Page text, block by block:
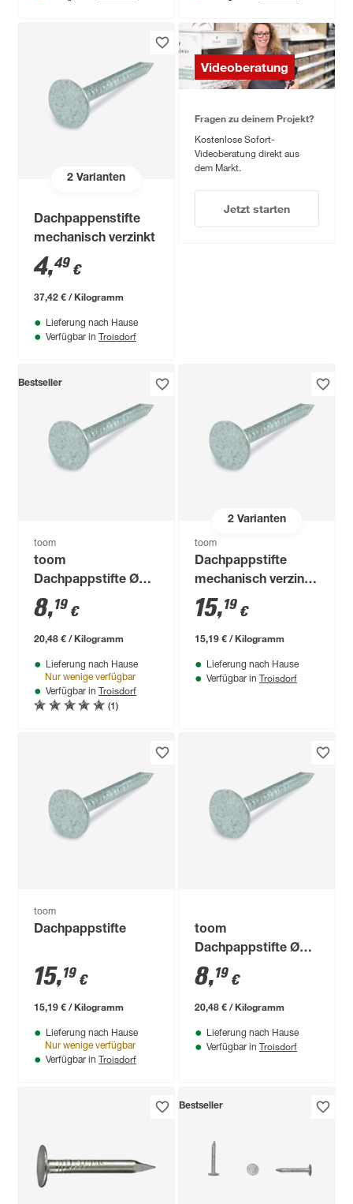
2Varianten
Dachpappenstifte
mechanisch verzinkt
4,49 €
37,42 € / Kilogramm
Lieferung nach Hause
Verfügbar in Troisdorf
Videoberatung
Fragen zu deinem Projekt?
Kostenlose Sofort-
Videoberatung direkt aus
dem Markt.
Jetzt starten
Bestseller
toom
toom
Dachpappstifte Ø
0,25 x 2,5 cm
8,19 €
20,48 € / Kilogramm
Lieferung nach Hause
Nur wenige verfügbar
Verfügbar in Troisdorf
(1)
2Varianten
toom
Dachpappstifte
mechanisch verzinkt
Ø 0,2 cm
15,19 €
15,19 € / Kilogramm
Lieferung nach Hause
Verfügbar in Troisdorf
toom
Dachpappstifte
15,19 €
15,19 € / Kilogramm
Lieferung nach Hause
Nur wenige verfügbar
Verfügbar in Troisdorf
toom
Dachpappstifte Ø
0,28 x 4 cm
8,19 €
20,48 € / Kilogramm
Lieferung nach Hause
Verfügbar in Troisdorf
Bestseller